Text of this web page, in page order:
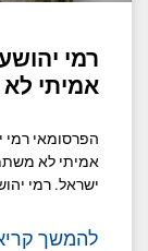
רמי
אמיתי
הפרסומאי רמי
ישראל. רמי
להמשך